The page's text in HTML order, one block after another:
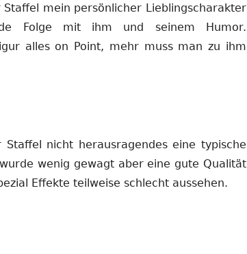
mein persönlicher Lieblingscharakter
Folge mit ihm und seinem Humor.
alles on Point, mehr muss man zu ihm
nicht herausragendes eine typische
wenig gewagt aber eine gute Qualität
Effekte teilweise schlecht aussehen.